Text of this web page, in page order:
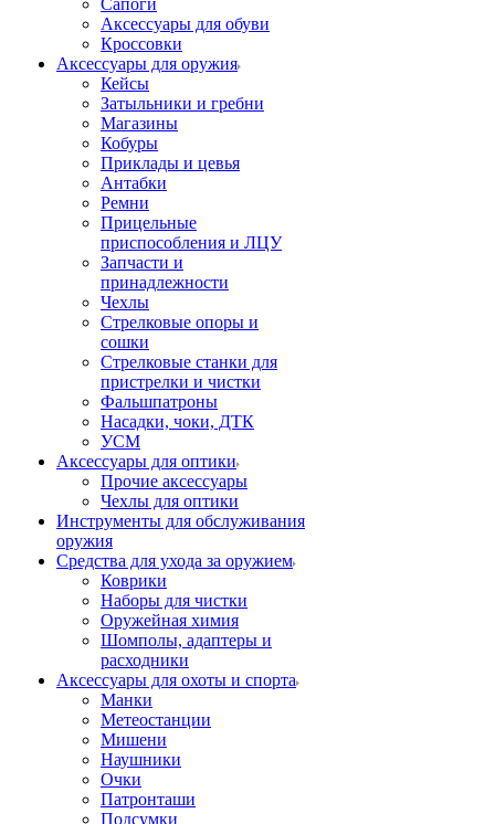
Сапоги
Аксессуары для обуви
Кроссовки
Аксессуары для оружия
Кейсы
Затыльники и гребни
Магазины
Кобуры
Приклады и цевья
Антабки
Ремни
Прицельные
приспособления и ЛЦУ
Запчасти и
принадлежности
Чехлы
Стрелковые опоры и
сошки
Стрелковые станки для
пристрелки и чистки
Фальшпатроны
Насадки, чоки, ДТК
УСМ
Аксессуары для оптики
Прочие аксессуары
Чехлы для оптики
Инструменты для обслуживания
оружия
Средства для ухода за оружием
Коврики
Наборы для чистки
Оружейная химия
Шомполы, адаптеры и
расходники
Аксессуары для охоты и спорта
Манки
Метеостанции
Мишени
Наушники
Очки
Патронташи
Подсумки